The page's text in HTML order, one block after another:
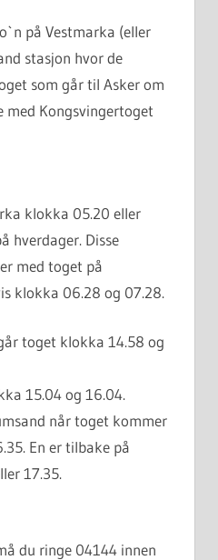
på Vestmarka (eller
stasjon hvor de
som går til Asker om
med Kongsvingertoget
klokka 05.20 eller
hverdager. Disse
med toget på
klokka 06.28 og 07.28.
toget klokka 14.58 og
15.04 og 16.04.
når toget kommer
En er tilbake på
17.35.
du ringe 04144 innen